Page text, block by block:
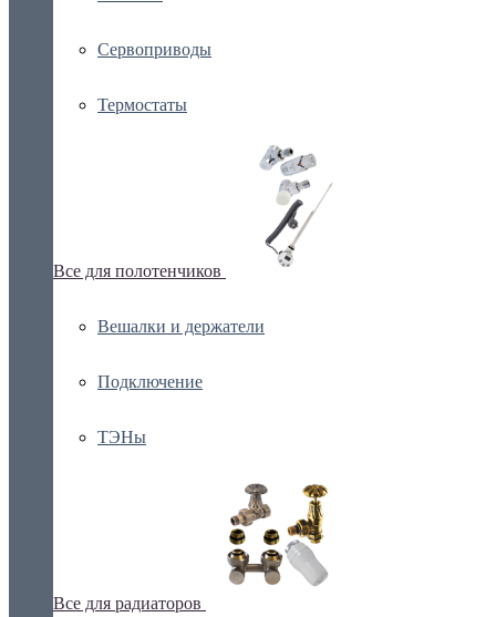
Сервоприводы
Термостаты
Все для полотенчиков
Вешалки и держатели
Подключение
ТЭНы
Все для радиаторов